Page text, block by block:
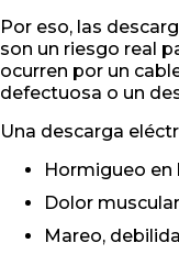
Por eso, las
son un riesgo real
ocurren por un
defectuosa o un
Una descarga
Hormigueo en
Dolor
Mareo,